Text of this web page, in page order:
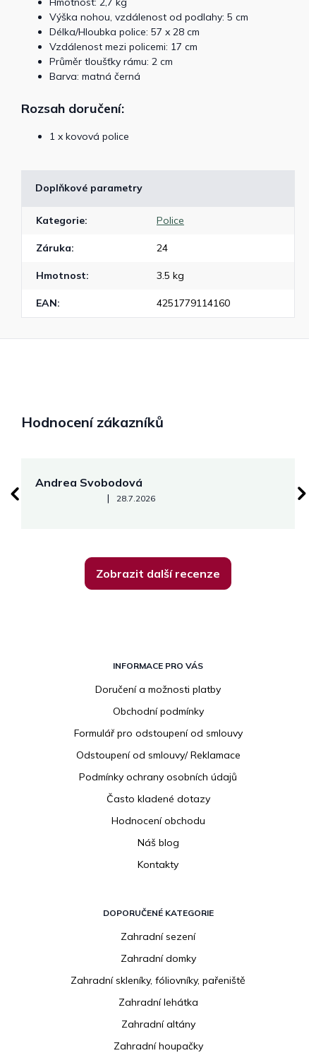
Výška nohou, vzdálenost od podlahy: 5 cm
Délka/Hloubka police: 57 x 28 cm
Vzdálenost mezi policemi: 17 cm
Průměr tloušťky rámu: 2 cm
Barva: matná černá
Rozsah doručení:
1 x kovová police
Doplňkové parametry
Kategorie: Police
Záruka: 24
Hmotnost: 3.5 kg
EAN: 4251779114160
Hodnocení zákazníků
Andrea Svobodová
Hodnocení obchodu je 5 z 5 hvězdiček.
| 28.7.2026
Zobrazit další recenze
INFORMACE PRO VÁS
Doručení a možnosti platby
Obchodní podmínky
Formulář pro odstoupení od smlouvy
Odstoupení od smlouvy/ Reklamace
Podmínky ochrany osobních údajů
Často kladené dotazy
Hodnocení obchodu
Náš blog
Kontakty
DOPORUČENÉ KATEGORIE
Zahradní sezení
Zahradní domky
Zahradní skleníky, fóliovníky, pařeniště
Zahradní lehátka
Zahradní altány
Zahradní houpačky